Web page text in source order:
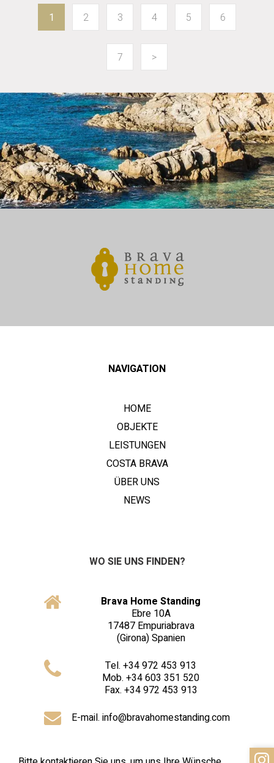
1 2 3 4 5 6
7 >
NAVIGATION
HOME
OBJEKTE
LEISTUNGEN
COSTA BRAVA
ÜBER UNS
NEWS
WO SIE UNS FINDEN?
Brava Home Standing
Ebre 10A
17487 Empuriabrava
(Girona)Spanien
Tel. +34 972 453 913
Mob. +34 603 351 520
Fax. +34 972 453 913
E-mail. info@bravahomestanding.com